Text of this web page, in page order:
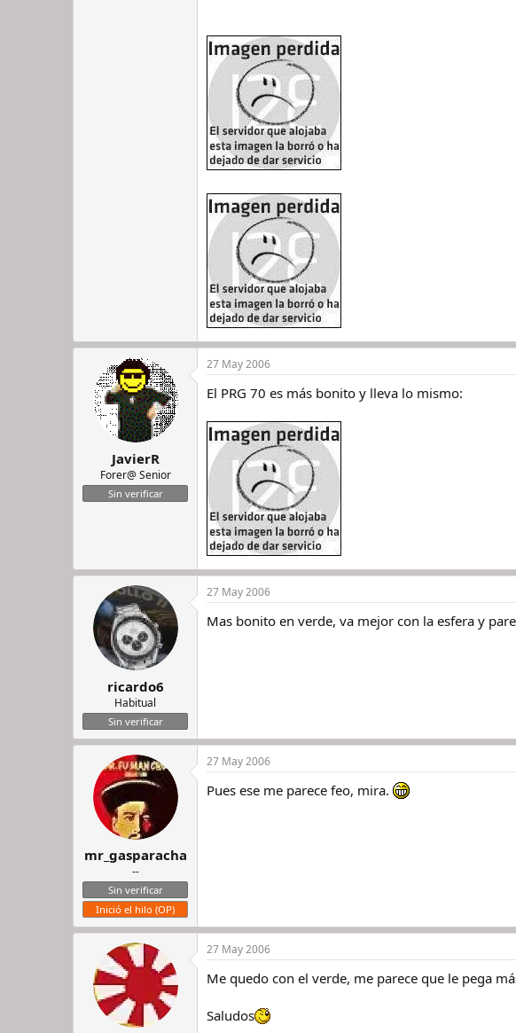
JavierR
Forer@ Senior
Sin verificar
27 May 2006
El PRG 70 es más bonito y lleva lo mismo:
ricardo6
Habitual
Sin verificar
27 May 2006
Mas bonito en verde, va mejor con la esfera y
mr_gasparacha
--
Sin verificar
Inició el hilo (OP)
27 May 2006
Pues ese me parece feo, mira.
27 May 2006
Me quedo con el verde, me parece que le pega
Saludos